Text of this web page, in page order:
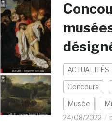
ACTUALITÉS
Concours
Musée
24/08/2022